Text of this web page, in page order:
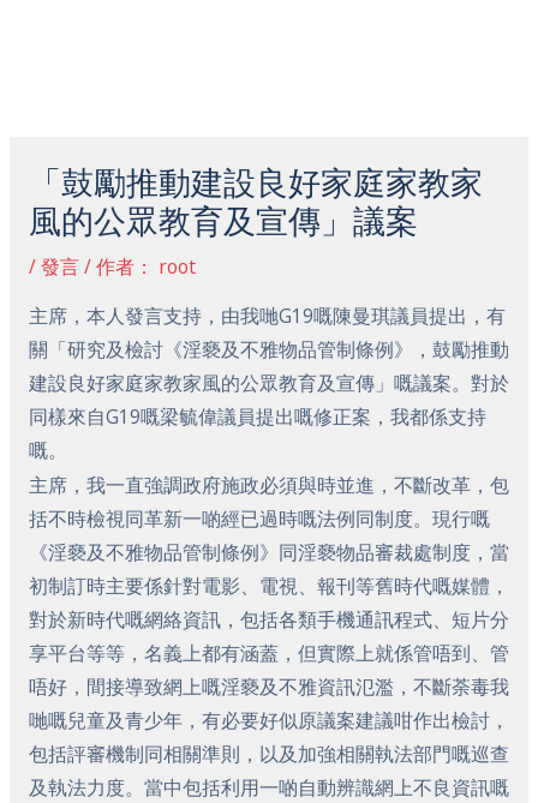
「鼓勵推動建設良好家庭家教家
風的公眾教育及宣傳」議案
/發言/ 作者： root
主席，本人發言支持，由我哋G19嘅陳曼琪議員提出，有
關「研究及檢討《淫褻及不雅物品管制條例》，鼓勵推動
建設良好家庭家教家風的公眾教育及宣傳」嘅議案。對於
同樣來自G19嘅梁毓偉議員提出嘅修正案，我都係支持
嘅。
主席，我一直強調政府施政必須與時並進，不斷改革，包
括不時檢視同革新一啲經已過時嘅法例同制度。現行嘅
《淫褻及不雅物品管制條例》同淫褻物品審裁處制度，當
初制訂時主要係針對電影、電視、報刊等舊時代嘅媒體，
對於新時代嘅網絡資訊，包括各類手機通訊程式、短片分
享平台等等，名義上都有涵蓋，但實際上就係管唔到、管
唔好，間接導致網上嘅淫褻及不雅資訊氾濫，不斷荼毒我
哋嘅兒童及青少年，有必要好似原議案建議咁作出檢討，
包括評審機制同相關準則，以及加強相關執法部門嘅巡查
及執法力度。當中包括利用一啲自動辨識網上不良資訊嘅